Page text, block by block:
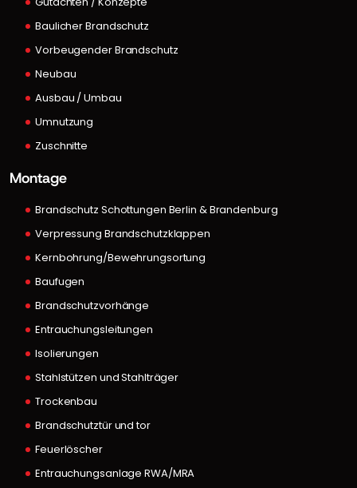
Baulicher Brandschutz
Vorbeugender Brandschutz
Neubau
Ausbau / Umbau
Umnutzung
Zuschnitte
Montage
Brandschutz Schottungen Berlin & Brandenburg
Verpressung Brandschutzklappen
Kernbohrung/Bewehrungsortung
Baufugen
Brandschutzvorhänge
Entrauchungsleitungen
Isolierungen
Stahlstützen und Stahlträger
Trockenbau
Brandschutztür und tor
Feuerlöscher
Entrauchungsanlage RWA/MRA